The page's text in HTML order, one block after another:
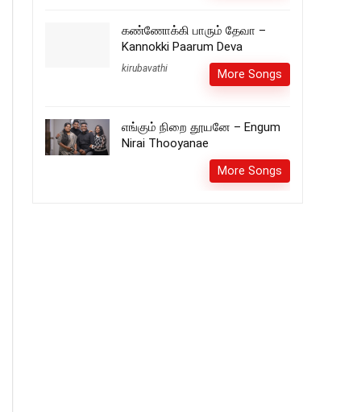
கண்ணோக்கி பாரும் தேவா –
Kannokki Paarum Deva
kirubavathi More Songs
எங்கும் நிறை தூயனே – Engum
Nirai Thooyanae
More Songs